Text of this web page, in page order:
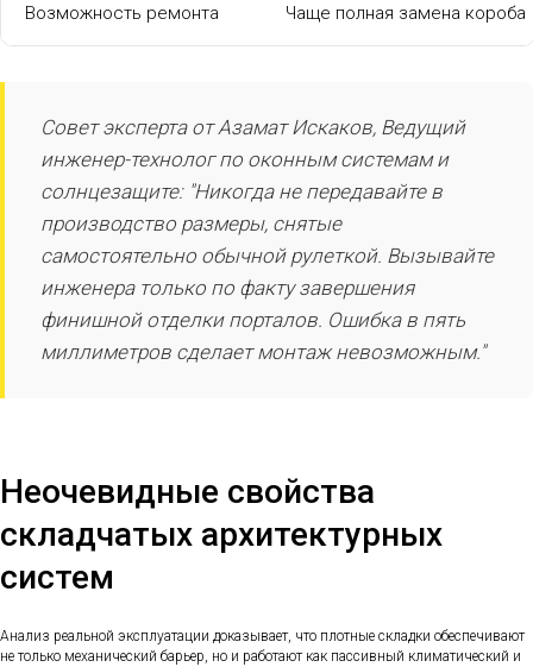
Возможность ремонта Чаще полная замена короба
Совет эксперта от Азамат Искаков, Ведущий
инженер-технолог по оконным системам и
солнцезащите: "Никогда не передавайте в
производство размеры, снятые
самостоятельно обычной рулеткой. Вызывайте
инженера только по факту завершения
финишной отделки порталов. Ошибка в пять
миллиметров сделает монтаж невозможным."
Неочевидные свойства
складчатых архитектурных
систем
Анализ реальной эксплуатации доказывает, что плотные складки обеспечивают
не только механический барьер, но и работают как пассивный климатический и